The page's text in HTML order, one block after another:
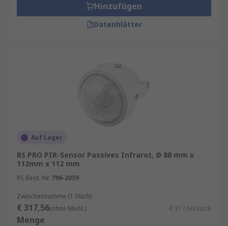
Hinzufügen
Datenblätter
Auf Lager
RS PRO PIR-Sensor Passives Infrarot, Ø 88 mm x
112mm x 112 mm
RS Best.-Nr. 796-2059
Zwischensumme (1 Stück)
€ 317,56(ohne MwSt.) € 317,56/Stück
Menge